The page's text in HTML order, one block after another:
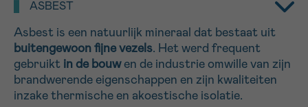
ASBEST
Asbest is een natuurlijk mineraal dat bestaat uit
buitengewoon fijne vezels. Het werd frequent
gebruikt in de bouwen de industrie omwille van zijn
brandwerende eigenschappen en zijn kwaliteiten
inzake thermische en akoestische isolatie.
VOORNAAM
Verder